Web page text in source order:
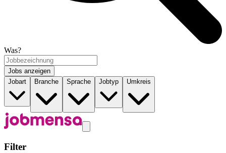
Was?
Jobs anzeigen
Jobart
Branche Sprache Jobtyp Umkreis
Filter